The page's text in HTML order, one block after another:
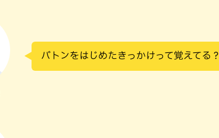
バトンをはじめたきっかけって覚えてる？